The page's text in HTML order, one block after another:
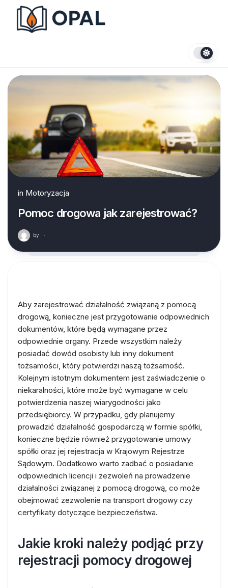
content
in Motoryzacja
Pomoc drogowa jak zarejestrować?
by ·
Aby zarejestrować działalność związaną z pomocą
drogową, konieczne jest przygotowanie odpowiednich
dokumentów, które będą wymagane przez
odpowiednie organy. Przede wszystkim należy
posiadać dowód osobisty lub inny dokument
tożsamości, który potwierdzi naszą tożsamość.
Kolejnym istotnym dokumentem jest zaświadczenie o
niekaralności, które może być wymagane w celu
potwierdzenia naszej wiarygodności jako
przedsiębiorcy. W przypadku, gdy planujemy
prowadzić działalność gospodarczą w formie spółki,
konieczne będzie również przygotowanie umowy
spółki oraz jej rejestracja w Krajowym Rejestrze
Sądowym. Dodatkowo warto zadbać o posiadanie
odpowiednich licencji i zezwoleń na prowadzenie
działalności związanej z pomocą drogową, co może
obejmować zezwolenie na transport drogowy czy
certyfikaty dotyczące bezpieczeństwa.
Jakie kroki należy podjąć przy
rejestracji pomocy drogowej